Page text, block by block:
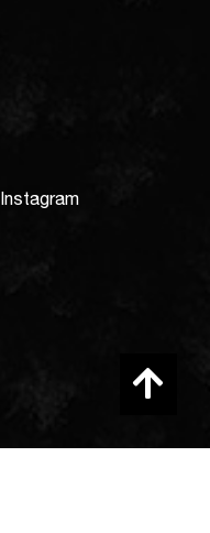
Instagram